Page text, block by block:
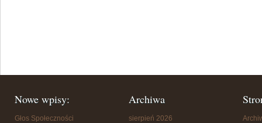
Nowe wpisy:
Głos Społeczności
Archiwa
sierpień 2026